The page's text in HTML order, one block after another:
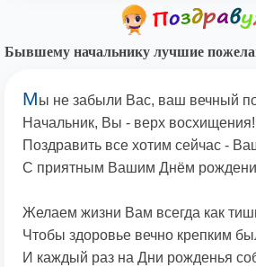
Бывшему начальнику лучшие
Мы не забыли Вас, ваш вечный
Начальник, Вы - верх восхищения!
Поздравить все хотим сейчас -
С приятным Вашим Днём
Желаем жизни Вам всегда как
Чтобы здоровье вечно крепким
И каждый раз на Дни рожденья